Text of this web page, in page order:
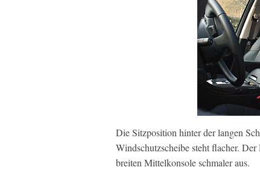
Die Sitzposition hinter der langen
Windschutzscheibe steht flacher.
breiten Mittelkonsole schmaler aus.